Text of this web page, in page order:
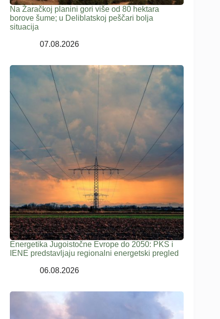
Na Žaračkoj planini gori više od 80 hektara
borove šume; u Deliblatskoj peščari bolja
situacija
07.08.2026
Energetika Jugoistočne Evrope do 2050: PKS i
IENE predstavljaju regionalni energetski pregled
06.08.2026